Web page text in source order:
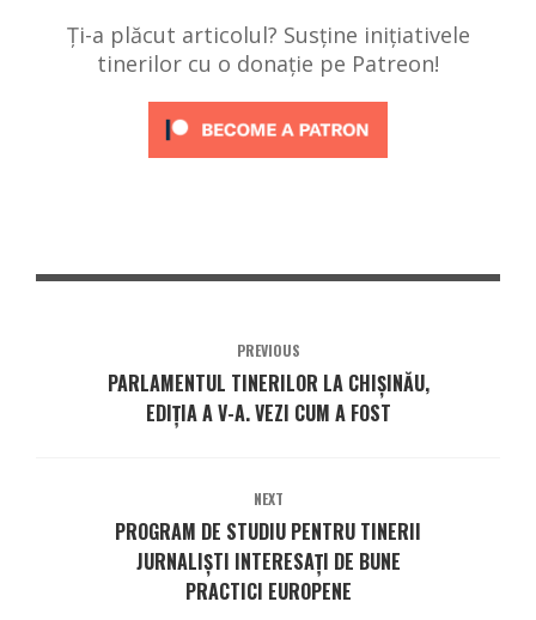
Ți-a plăcut articolul? Susține inițiativele
tinerilor cu o donație pe Patreon!
PREVIOUS
PARLAMENTUL TINERILOR LA CHIȘINĂU,
EDIȚIA A V-A. VEZI CUM A FOST
NEXT
PROGRAM DE STUDIU PENTRU TINERII
JURNALIȘTI INTERESAȚI DE BUNE
PRACTICI EUROPENE